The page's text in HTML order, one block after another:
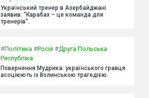
Український тренер в Азербайджані
заявив: "Карабах – це команда для
тренерів".
#Політика #Росія #Друга Польська
Республіка
Повернення Мудрика: українського гравця
асоціюють із Волинською трагедією.